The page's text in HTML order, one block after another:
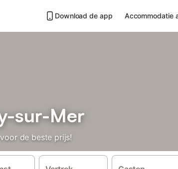
Download de app Accommodatie
sur-Mer
de beste prijs!